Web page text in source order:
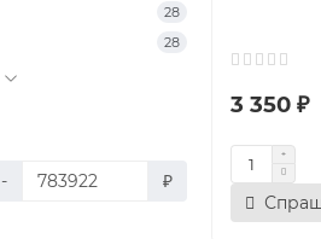
28
28
- ₽
3 350 ₽